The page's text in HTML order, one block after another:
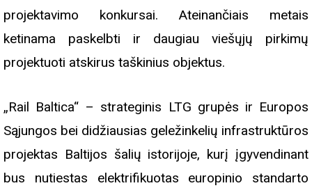
projektavimo konkursai. Ateinančiais metais
ketinama paskelbti ir daugiau viešųjų pirkimų
projektuoti atskirus taškinius objektus.
„Rail Baltica“ – strateginis LTG grupės ir Europos
Sąjungos bei didžiausias geležinkelių infrastruktūros
projektas Baltijos šalių istorijoje, kurį įgyvendinant
bus nutiestas elektrifikuotas europinio standarto